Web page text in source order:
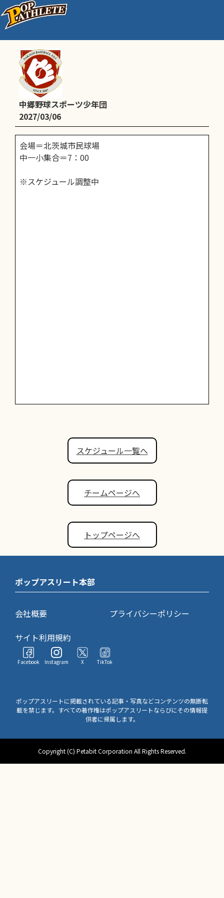
中郷杯
中郷野球スポーツ少年団
2027/03/06
会場＝北茨城市民球場
中一小集合＝7：00
※スケジュール調整中
スケジュール一覧へ
チームページへ
トップページへ
ポップアスリート本部
会社概要
プライバシーポリシー
サイト利用規約
Facebook Instagram X TikTok
ポップアスリートに掲載されている記事・写真などコンテンツの無断転
載を禁じます。すべての著作権はポップアスリートならびにその情報提
供者に帰属します。
Copyright (C) Petabit Corporation All Rights Reserved.